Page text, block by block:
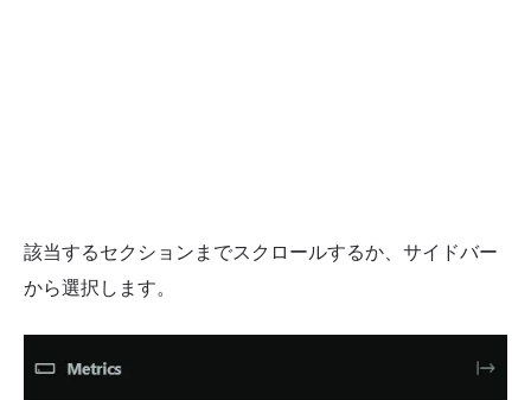
該当するセクションまでスクロールするか、サイドバー
から選択します。